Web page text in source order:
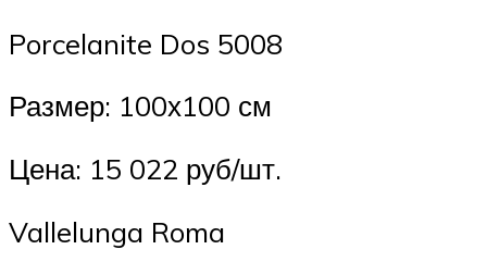
Porcelanite Dos 5008
Размер: 100х100 см
Цена: 15 022 руб/шт.
Vallelunga Roma